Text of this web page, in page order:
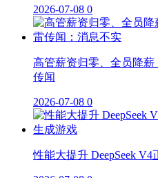
2026-07-08 0
高管薪资归零、全员降
传闻
2026-07-08 0
性能大提升 DeepSeek